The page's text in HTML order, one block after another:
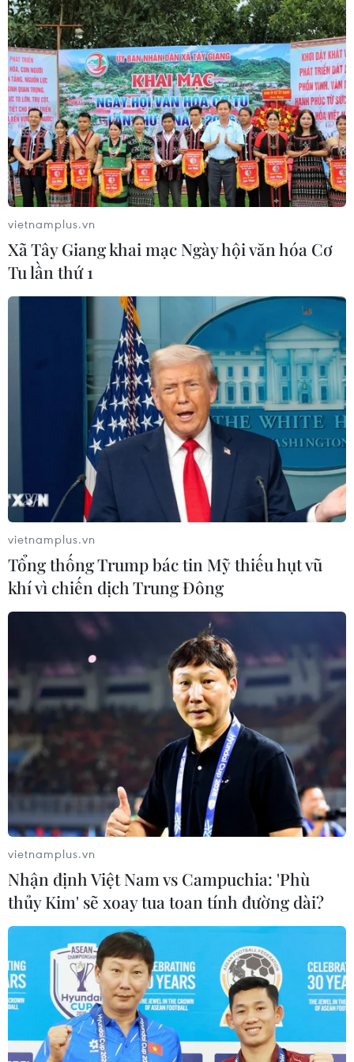
#Samsung #Neo QLED 8K
#Công nghệ AI
#Trí tuệ Nhân tạo
#OLED Hàn Quốc
Theo dõi VietnamPlus
TIN LIÊN QUAN
Samsung ra mắt tủ lạnh tích hợp AI xếp
hạng bảo mật IoT cao nhất
Tủ lạnh Bespoke Family Hub Plus được trang bị các
công nghệ AI và IoT nâng cao, trong đó có AI Vision
Inside, theo đó camera bên trong tủ lạnh có thể nhận
biết sự hao hụt của các thành phần thực phẩm.
vietnamplus.vn
Xã Tây Giang khai mạc Ngày hội văn hóa Cơ
Tu lần thứ 1
vietnamplus.vn
Tổng thống Trump bác tin Mỹ thiếu hụt vũ
khí vì chiến dịch Trung Đông
vietnamplus.vn
Nhận định Việt Nam vs Campuchia: 'Phù
thủy Kim' sẽ xoay tua toan tính đường dài?